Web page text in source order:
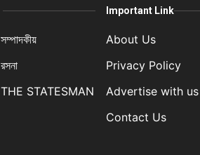
সম্পাদকীয়
রসনা
THE STATESMAN
Important Link
About Us
Privacy Policy
Advertise with us
Contact Us